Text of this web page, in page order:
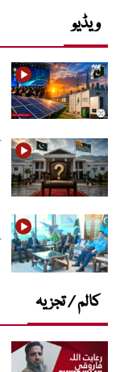
ویڈیو
کالم / تجزیہ